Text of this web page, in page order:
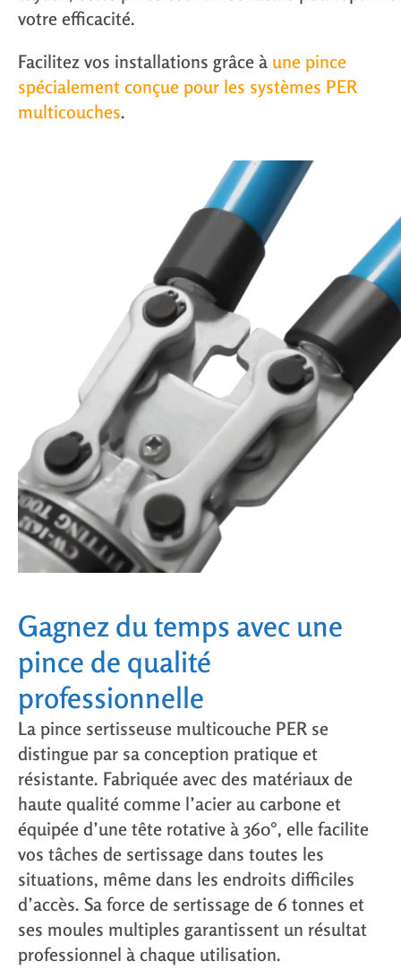
votre efficacité.
Facilitez vos installations grâce à une pince
spécialement conçue pour les systèmes PER
multicouches.
Gagnez du temps avec une
pince de qualité
professionnelle
La pince sertisseuse multicouche PER se
distingue par sa conception pratique et
résistante. Fabriquée avec des matériaux de
haute qualité comme l’acier au carbone et
équipée d’une tête rotative à 360°, elle facilite
vos tâches de sertissage dans toutes les
situations, même dans les endroits difficiles
d’accès. Sa force de sertissage de 6 tonnes et
ses moules multiples garantissent un résultat
professionnel à chaque utilisation.